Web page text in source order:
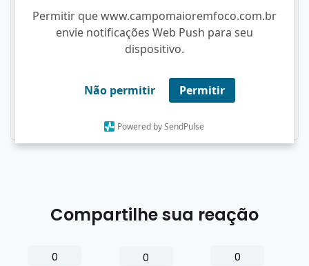
Permitir que www.campomaioremfoco.com.br
envie notificações Web Push para seu
dispositivo.
Não permitir Permitir
Powered by SendPulse
Compartilhe sua reação
0 0 0